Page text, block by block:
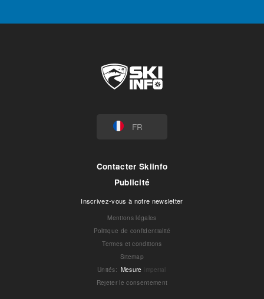
FR
Contacter Skiinfo
Publicité
Inscrivez-vous à notre newsletter
Mentions légales
Politique de confidentialité
Termes et conditions
Sitemap
Unités: Mesure Imperial
Rejeter le consentement